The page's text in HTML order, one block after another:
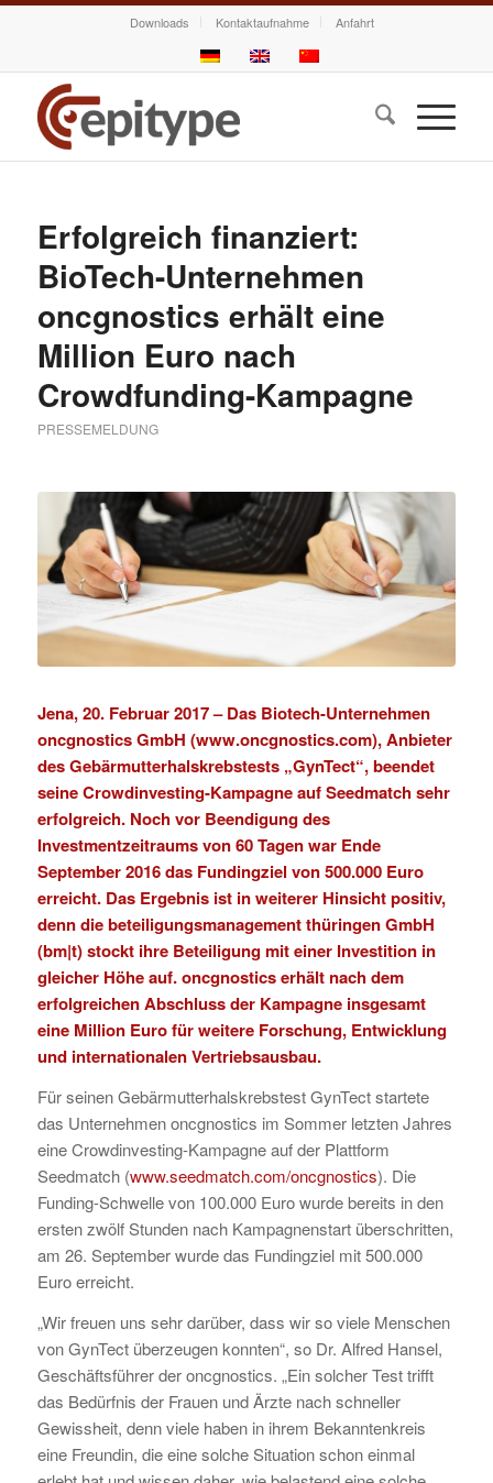
Downloads Kontaktaufnahme Anfahrt
Erfolgreich finanziert:
BioTech-Unternehmen
oncgnostics erhält eine
Million Euro nach
Crowdfunding-Kampagne
PRESSEMELDUNG
Jena, 20. Februar 2017 –Das Biotech-Unternehmen
oncgnostics GmbH (www.oncgnostics.com), Anbieter
des Gebärmutterhalskrebstests „GynTect“, beendet
seine Crowdinvesting-Kampagne auf Seedmatch sehr
erfolgreich. Noch vor Beendigung des
Investmentzeitraums von 60 Tagen war Ende
September 2016 das Fundingziel von 500.000 Euro
erreicht. Das Ergebnis ist in weiterer Hinsicht positiv,
denn die beteiligungsmanagement thüringen GmbH
(bm|t) stockt ihre Beteiligung mit einer Investition in
gleicher Höhe auf. oncgnostics erhält nach dem
erfolgreichen Abschluss der Kampagne insgesamt
eine Million Euro für weitere Forschung, Entwicklung
und internationalen Vertriebsausbau.
Für seinen Gebärmutterhalskrebstest GynTect startete
das Unternehmen oncgnostics im Sommer letzten Jahres
eine Crowdinvesting-Kampagne auf der Plattform
Seedmatch (www.seedmatch.com/oncgnostics). Die
Funding-Schwelle von 100.000 Euro wurde bereits in den
ersten zwölf Stunden nach Kampagnenstart überschritten,
am 26. September wurde das Fundingziel mit 500.000
Euro erreicht.
„Wir freuen uns sehr darüber, dass wir so viele Menschen
von GynTect überzeugen konnten“, so Dr. Alfred Hansel,
Geschäftsführer der oncgnostics. „Ein solcher Test trifft
das Bedürfnis der Frauen und Ärzte nach schneller
Gewissheit, denn viele haben in ihrem Bekanntenkreis
eine Freundin, die eine solche Situation schon einmal